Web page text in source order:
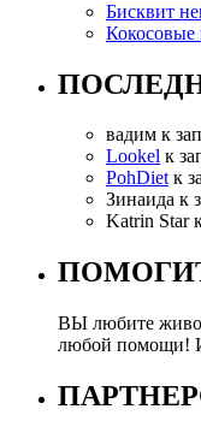
Бисквит
вадим к
Lookel к
PohDietк
Зинаида к
Katrin Star
ВЫ любите
любой помощи! И